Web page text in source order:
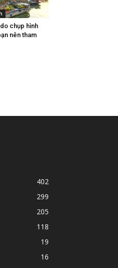
chụp hình
nên tham
402
299
205
118
19
16